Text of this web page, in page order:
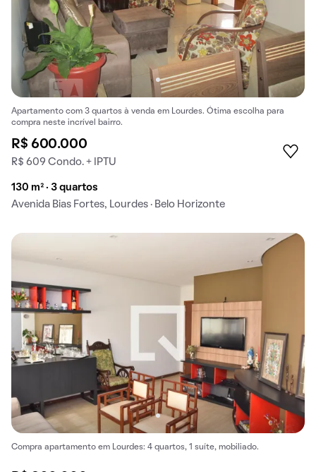
Apartamento com 3 quartos à venda em Lourdes. Ótima escolha para
compra neste incrível bairro.
R$ 600.000
R$ 609 Condo. + IPTU
130 m² · 3 quartos
Avenida Bias Fortes, Lourdes · Belo Horizonte
Compra apartamento em Lourdes: 4 quartos, 1 suíte, mobiliado.